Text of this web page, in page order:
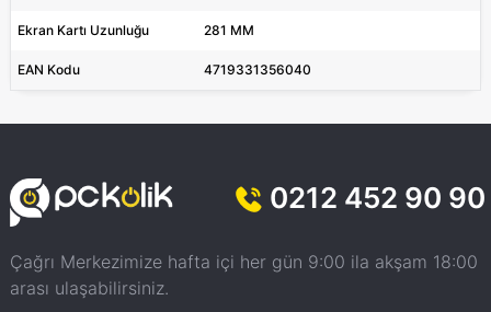
Ekran Kartı Uzunluğu 281 MM
EAN Kodu 4719331356040
0212 452 90 90
Çağrı Merkezimize hafta içi her gün 9:00 ila akşam 18:00
arası ulaşabilirsiniz.